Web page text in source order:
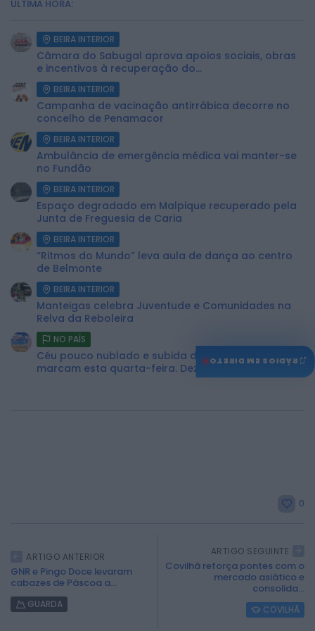
ÚLTIMA HORA:
BEIRA INTERIOR
Câmara do Sabugal aprova apoios sociais, obras
e incentivos à recuperação do...
BEIRA INTERIOR
Campanha de vacinação antirrábica decorre no
concelho de Penamacor
BEIRA INTERIOR
Ambulância de emergência médica vai manter-se
no Fundão
BEIRA INTERIOR
Espaço degradado em Malpique recuperado pela
Junta de Freguesia de Caria
BEIRA INTERIOR
“Ritmos do Mundo” leva aula de dança ao centro
de Belmonte
BEIRA INTERIOR
Manteigas celebra Juventude e Comunidades na
Relva da Reboleira
NO PAÍS
Céu pouco nublado e subida das temperaturas
marcam esta quarta-feira. Dez concelhos...
0
ARTIGO ANTERIOR
GNR e Pingo Doce levaram
cabazes de Páscoa a...
GUARDA
ARTIGO SEGUINTE
Covilhã reforça pontes com o
mercado asiático e
consolida...
COVILHÃ
♫
RÁDIOS EM DIRETO